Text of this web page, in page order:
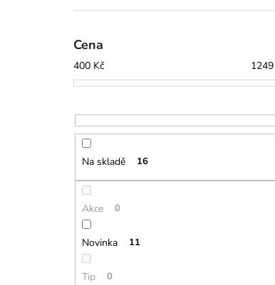
Cena
400 Kč 1249
Na skladě 16
Akce 0
Novinka 11
Tip 0